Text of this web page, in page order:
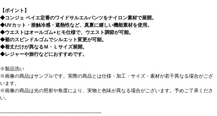
【ポイント】
◆コンジェ ペイエ定番のワイドサルエルパンツをナイロン素材で展開。
◆UVカット・接触冷感・遮熱性など、真夏に嬉しい機能素材を使用。
◆ウエストはオールゴム+ヒモ仕様で、ウエスト調節が可能。
◆裾のスピンドルゴムでシルエット変更が可能。
◆着丈だけが異なるＭ・Ｌサイズ展開。
◆レジャーや旅行などにおすすめです。
※製品洗い
※画像の商品はサンプルです。実際の商品とは仕様・加工・サイズ・素材が若干異なる場合がござ
います。
※画像の商品は光の照射や角度により、実物と色味が異なる場合がございます。予めご了承くださ
い。
----------------------------------------------------------------------